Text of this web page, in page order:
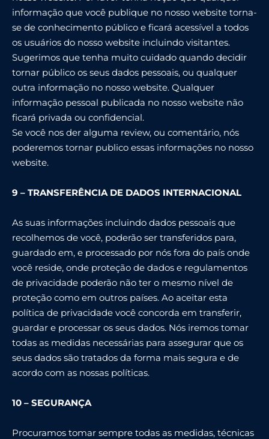
informação que você publique no nosso website torna-
se de conhecimento público e ficará acessível a todos
os usuários do nosso website incluindo visitantes.
Sugerimos que tenha muito cuidado quando decidir
tornar público os seus dados pessoais, ou qualquer
outra informação no nosso website. Qualquer
informação pessoal publicada no nosso website não
ficará privada ou confidencial.
Se você nos der alguma review, ou comentário, nós
poderemos tornar publico essas informações no nosso
website.
9 – TRANSFERÊNCIA DE DADOS INTERNACIONAL
As suas informações incluindo dados pessoais que
recolhemos de você, poderão ser transferidos para,
guardado em, e processado por nós fora do país onde
você reside, onde proteção de dados e regulamentos
de privacidade poderão não ter o mesmo nível de
proteção como em outros países. Ao aceitar esta
política de privacidade você concorda em transferir,
guardar e processar os seus dados. Nós iremos tomar
todas as medidas necessárias para assegurar que os
seus dados são tratados da forma mais segura e de
acordo com as nossas políticas.
10 – SEGURANÇA
Procuramos tomar sempre todas as medidas, técnicas